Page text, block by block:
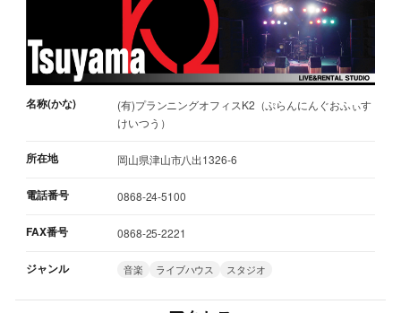
名称(かな)
(有)プランニングオフィスK2（ぷらんにんぐおふぃす
けいつう）
所在地 岡山県津山市八出1326-6
電話番号 0868-24-5100
FAX番号 0868-25-2221
ジャンル 音楽 ライブハウス スタジオ